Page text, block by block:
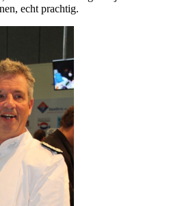
echt prachtig.